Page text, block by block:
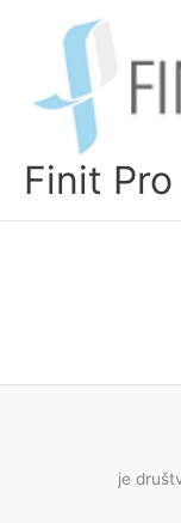
Finit
je